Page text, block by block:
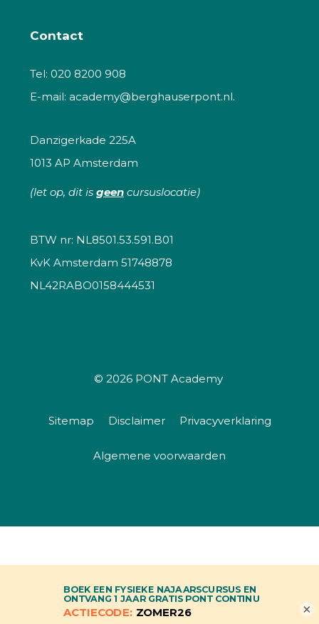
Contact
Tel: 020 8200 908
E-mail: academy@berghauserpont.nl.
Danzigerkade 225A
1013 AP Amsterdam
(let op, dit is geen cursuslocatie)
BTW nr: NL8501.53.591.B01
KvK Amsterdam 51748878
NL42RABO0158444531
© 2026 PONT Academy
Sitemap Disclaimer Privacyverklaring
Algemene voorwaarden
×